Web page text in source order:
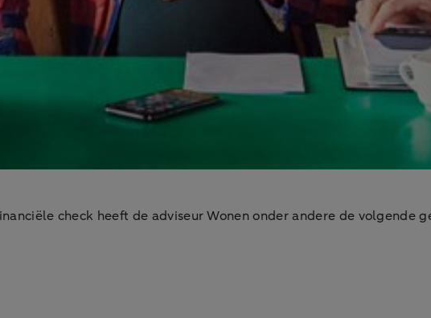
check heeft de adviseur Wonen onder andere de volgende